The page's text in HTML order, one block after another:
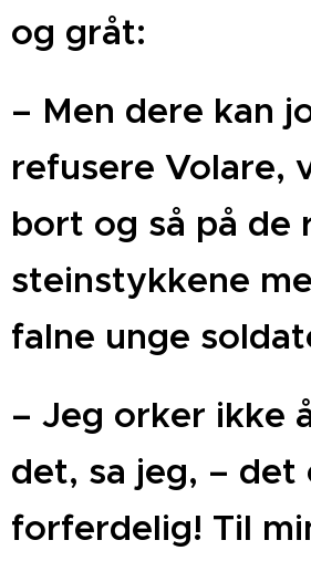
og gråt: ­
–­ Men dere kan
refusere Volare,
bort og så på de
steinstykkene
falne unge
– Jeg orker ikke
det, sa jeg, ­– det
forferdelig! Til